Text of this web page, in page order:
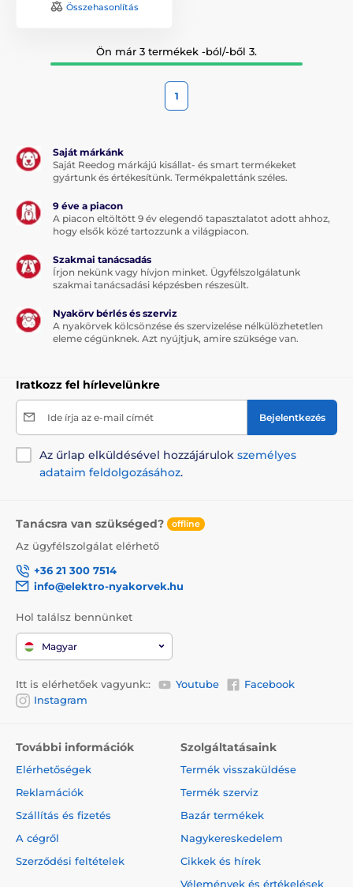
Összehasonlítás
Ön már 3 termékek -ból/-ből 3.
1
Saját márkánk
Saját Reedog márkájú kisállat- és smart termékeket
gyártunk és értékesítünk. Termékpalettánk széles.
9 éve a piacon
A piacon eltöltött 9 év elegendő tapasztalatot adott ahhoz,
hogy elsők közé tartozzunk a világpiacon.
Szakmai tanácsadás
Írjon nekünk vagy hívjon minket. Ügyfélszolgálatunk
szakmai tanácsadási képzésben részesült.
Nyakörv bérlés és szerviz
A nyakörvek kölcsönzése és szervizelése nélkülözhetetlen
eleme cégünknek. Azt nyújtjuk, amire szüksége van.
Iratkozz fel hírlevelünkre
Ide írja az e-mail címét Bejelentkezés
Az űrlap elküldésével hozzájárulok személyes
adataim feldolgozásához.
Tanácsra van szükséged? offline
Az ügyfélszolgálat elérhető
+36 21 300 7514
info@elektro-nyakorvek.hu
Hol találsz bennünket
Magyar
Itt is elérhetőek vagyunk:: Youtube
Facebook
Instagram
További információk
Elérhetőségek
Reklamációk
Szállítás és fizetés
A cégről
Szerződési feltételek
Szolgáltatásaink
Termék visszaküldése
Termék szerviz
Bazár termékek
Nagykereskedelem
Cikkek és hírek
Vélemények és értékelések